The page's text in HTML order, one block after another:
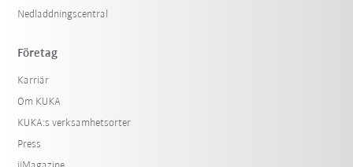
Nedladdningscentral
Företag
Karriär
Om KUKA
KUKA:s verksamhetsorter
Press